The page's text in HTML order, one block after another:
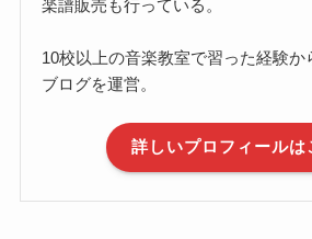
楽譜販売も行っている。
10校以上の音楽教室で習った経験か
ブログを運営。
詳しいプロフィールは